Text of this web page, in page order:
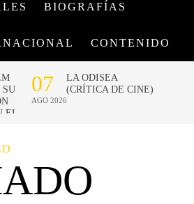
BIOGRAFÍAS
CONTENIDO